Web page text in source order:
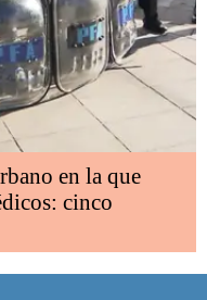
en la que
cinco